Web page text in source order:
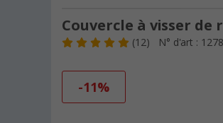
Couvercle à visser de
(12) N° d'art :
-11%